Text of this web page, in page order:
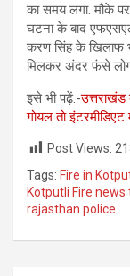
का समय लगा. मौके
घटना के बाद
करण सिंह के खिलाफ
मिलकर अंदर फंसे
इसे भी पढ़ें:-उत्तराखंड
गोयल तो इंटरमीडिएट
Post Views:
Tags: Fire in
Kotputli Fire news
rajasthan police